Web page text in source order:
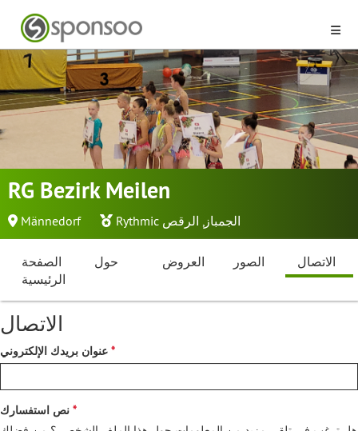
RG Bezirk Meilen
Männedorf Rythmic الجمباز, الرقص
الصفحة
الرئيسية
حول العروض الصور الاتصال
الاتصال
عنوان بريدك الإلكتروني
نص استفسارك